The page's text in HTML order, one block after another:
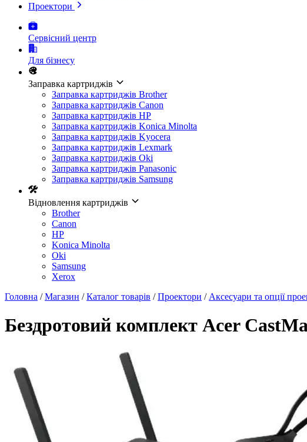
Проектори
Сервісний центр
Для бізнесу
Заправка картриджів
Заправка картриджів Brother
Заправка картриджів Canon
Заправка картриджів HP
Заправка картриджів Konica Minolta
Заправка картриджів Kyocera
Заправка картриджів Lexmark
Заправка картриджів Oki
Заправка картриджів Panasonic
Заправка картриджів Samsung
Відновлення картриджів
Brother
Canon
HP
Konica Minolta
Oki
Samsung
Xerox
Головна /Магазин /Каталог товарів /Проектори / Аксесуари та опції
Бездротовий комплект Acer